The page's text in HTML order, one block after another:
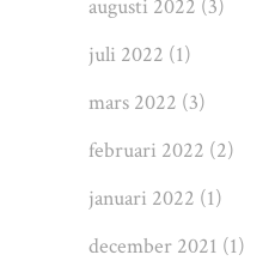
augusti 2022 (3)
juli 2022 (1)
mars 2022 (3)
februari 2022 (2)
januari 2022 (1)
december 2021 (1)